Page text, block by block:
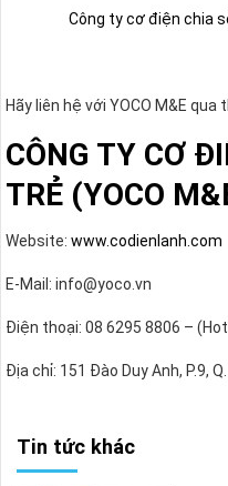
Công ty cơ điện chia
Hãy liên hệ với YOCO M&E qua
CÔNG TY CƠ
TRẺ (YOCO
Website: www.codienlanh.com
E-Mail: info@yoco.vn
Điện thoại: 08 6295 8806 –
Địa chỉ: 151 Đào Duy Anh, P.9,
Tin tức khác